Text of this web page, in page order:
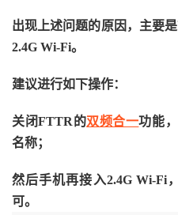
出现上述问题的原因，主要
2.4G Wi-Fi。
建议进行如下操作：
关闭FTTR的双频合一功能
名称；
然后手机再接入2.4G Wi-Fi
可。